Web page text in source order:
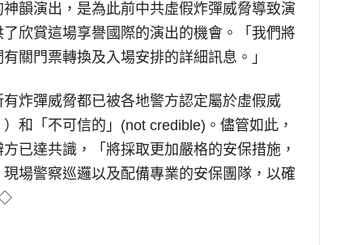
韻演出，是為此前中共虛假炸彈威脅導致演
欣賞這場享譽國際的演出的機會。「我們將
關門票轉換及入場安排的詳細訊息。」
炸彈威脅都已被各地警方認定屬於虛假威
和「不可信的」(not credible)。儘管如此，
已達共識，「將採取更加嚴格的安保措施，
場警察巡邏以及配備專業的安保團隊，以確
◇